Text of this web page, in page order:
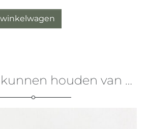
met Vintage mechanisch
houden van …